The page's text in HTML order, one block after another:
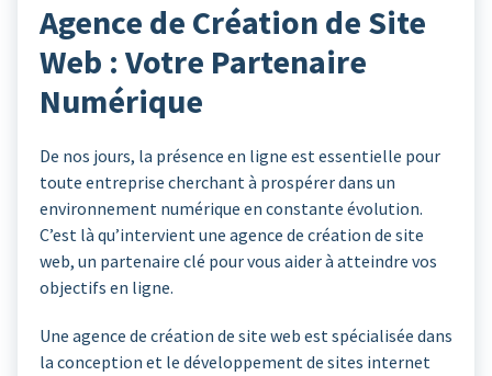
Agence de Création de Site
Web : Votre Partenaire
Numérique
De nos jours, la présence en ligne est essentielle pour
toute entreprise cherchant à prospérer dans un
environnement numérique en constante évolution.
C’est là qu’intervient une agence de création de site
web, un partenaire clé pour vous aider à atteindre vos
objectifs en ligne.
Une agence de création de site web est spécialisée dans
la conception et le développement de sites internet